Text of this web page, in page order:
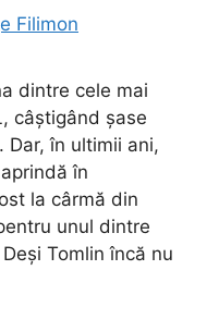
Filimon
dintre cele mai
câștigând șase
Dar, în ultimii ani,
în
la cârmă din
unul dintre
Tomlin încă nu